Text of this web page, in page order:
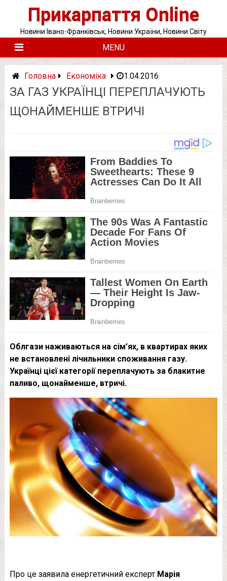
Прикарпаття Online
Новини Івано-Франківськ, Новини України, Новини Світу
MENU
Головна Економіка 1.04.2016
ЗА ГАЗ УКРАЇНЦІ ПЕРЕПЛАЧУЮТЬ
ЩОНАЙМЕНШЕ ВТРИЧІ
Облгази наживаються на сім’ях, в квартирах яких
не встановлені лічильники споживання газу.
Українці цієї категорії переплачують за блакитне
паливо, щонайменше, втричі.
Про це заявила енергетичний експерт Марія